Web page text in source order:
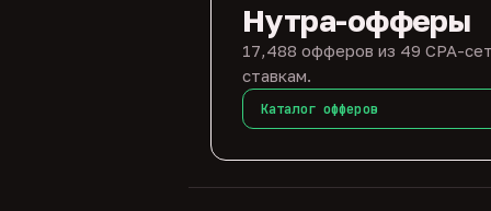
Нутра-офферы
17,488 офферов из 49 CPA-
ставкам.
Каталог офферов